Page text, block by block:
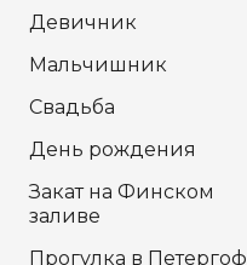
Девичник
Мальчишник
Свадьба
День рождения
Закат на Финском
заливе
Прогулка в Петергоф